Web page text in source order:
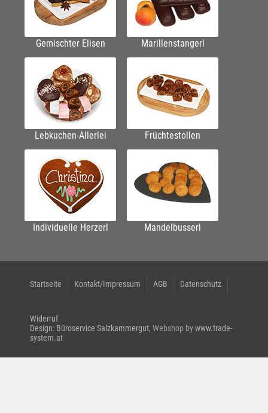
Gemischter Elisen Marillenstangerl
Lebkuchen-Allerlei Früchtestollen
Individuelle Herzerl Mandelbusserl
Startseite Kontakt/Impressum AGB Datenschutz
Widerruf
Design: Büroservice Salzkammergut, Webshop bywww.trade-
system.at